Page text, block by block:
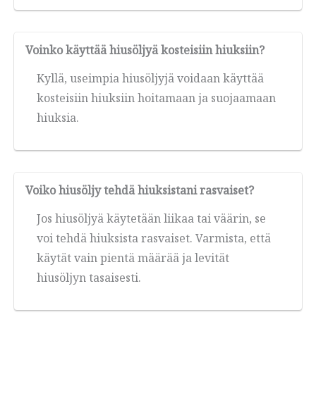
Voinko käyttää hiusöljyä kosteisiin hiuksiin?
Kyllä, useimpia hiusöljyjä voidaan käyttää
kosteisiin hiuksiin hoitamaan ja suojaamaan
hiuksia.
Voiko hiusöljy tehdä hiuksistani rasvaiset?
Jos hiusöljyä käytetään liikaa tai väärin, se
voi tehdä hiuksista rasvaiset. Varmista, että
käytät vain pientä määrää ja levität
hiusöljyn tasaisesti.